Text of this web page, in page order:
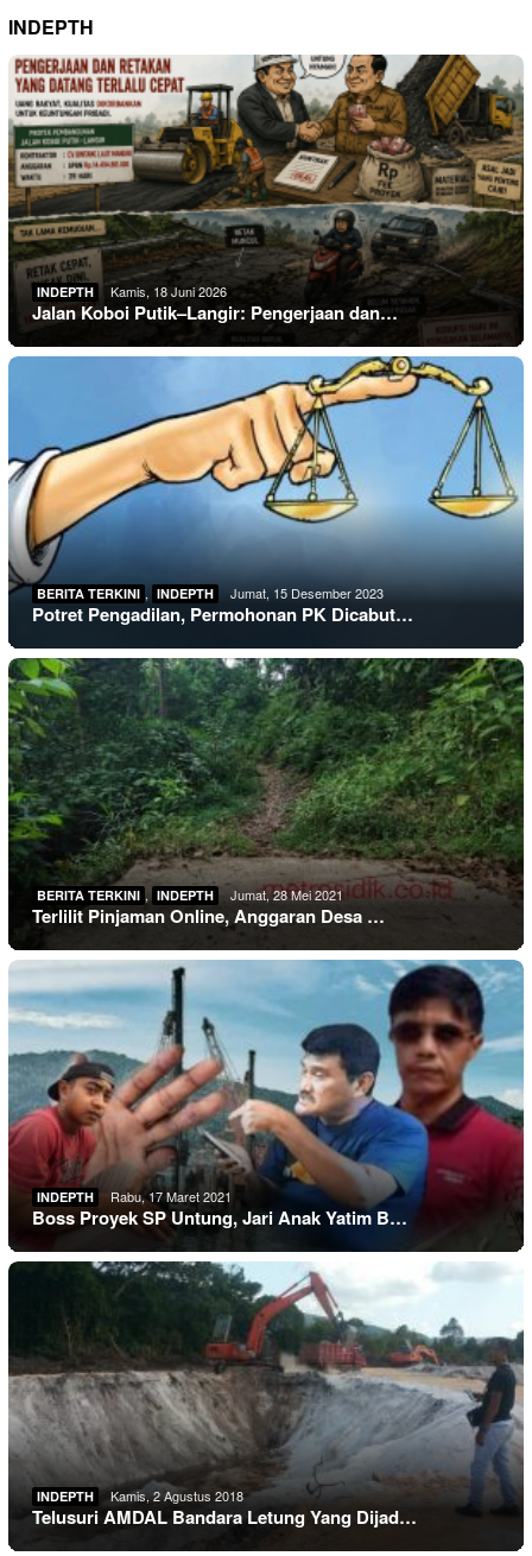
INDEPTH
INDEPTH Kamis, 18 Juni 2026
Jalan Koboi Putik–Langir: Pengerjaan dan…
BERITA TERKINI , INDEPTH Jumat, 15 Desember 2023
Potret Pengadilan, Permohonan PK Dicabut…
BERITA TERKINI , INDEPTH Jumat, 28 Mei 2021
Terlilit Pinjaman Online, Anggaran Desa …
INDEPTH Rabu, 17 Maret 2021
Boss Proyek SP Untung, Jari Anak Yatim B…
INDEPTH Kamis, 2 Agustus 2018
Telusuri AMDAL Bandara Letung Yang Dijad…